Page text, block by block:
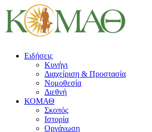
Ειδήσεις
Κυνήγι
Διαχείριση & Προστασία
Νομοθεσία
Διεθνή
ΚΟΜΑΘ
Σκοπός
Ιστορία
Οργάνωση